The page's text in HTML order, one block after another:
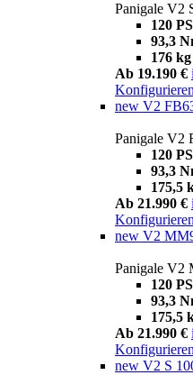
Panigale V2
120 PS
93,3
176 kg
Ab 19.190 € i
Konfigurieren
new V2
Panigale V2
120 PS
93,3
175,5
Ab 21.990 € i
Konfigurieren
new V2
Panigale V2
120 PS
93,3
175,5
Ab 21.990 € i
Konfigurieren
new V2 S